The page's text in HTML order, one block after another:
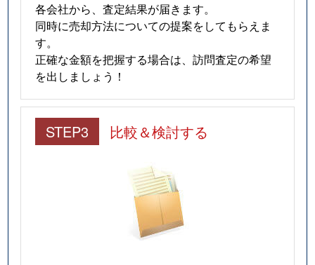
各会社から、査定結果が届きます。
同時に売却方法についての提案をしてもらえま
す。
正確な金額を把握する場合は、訪問査定の希望
を出しましょう！
STEP3 比較＆検討する